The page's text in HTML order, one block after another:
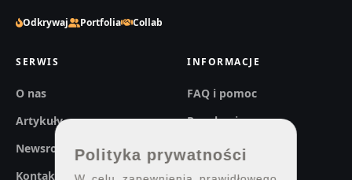
Odkrywaj Portfolia Collab
SERWIS
O nas
Artykuły
Newsroom
Kontakt
INFORMACJE
FAQ i pomoc
Regulaminy
Prywatność
Polityka prywatności